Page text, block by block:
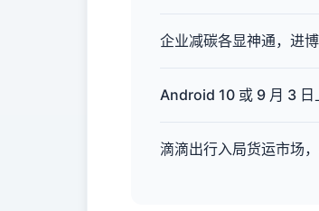
企业减碳各显神通，进
Android 10 或 9 月 3 日
滴滴出行入局货运市场